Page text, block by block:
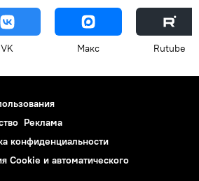
VK Макс Rutube
Реклама
конфиденциальности
Cookie и автоматического